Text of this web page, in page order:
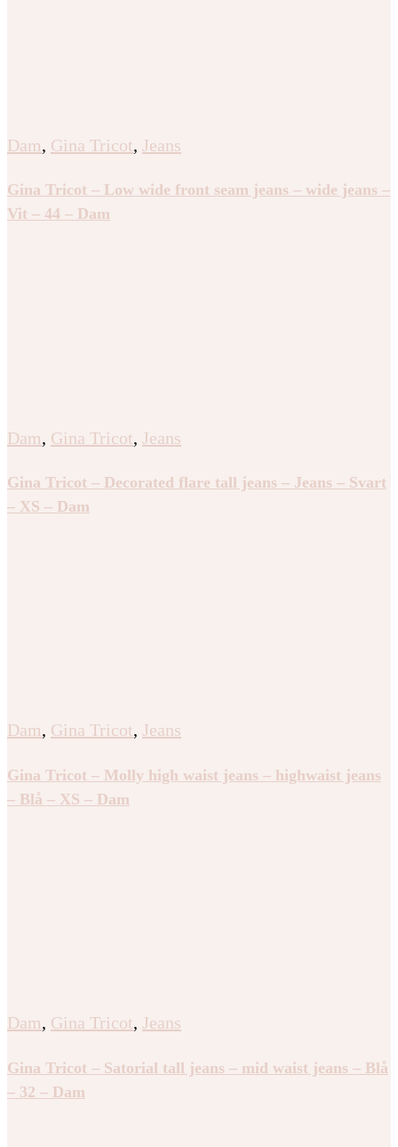
Dam, Gina Tricot, Jeans
Gina Tricot – Low wide front seam jeans – wide jeans –
Vit – 44 – Dam
Dam, Gina Tricot, Jeans
Gina Tricot – Decorated flare tall jeans – Jeans – Svart
– XS – Dam
Dam, Gina Tricot, Jeans
Gina Tricot – Molly high waist jeans – highwaist jeans
– Blå – XS – Dam
Dam, Gina Tricot, Jeans
Gina Tricot – Satorial tall jeans – mid waist jeans – Blå
– 32 – Dam